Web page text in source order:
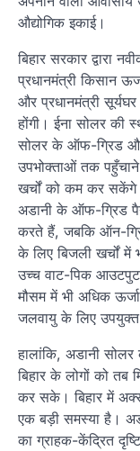
औद्योगिक इकाई।
बिहार सरकार द्वारा
प्रधानमंत्री किसान
और प्रधानमंत्री
होंगी। ईना सोलर की
सोलर के ऑफ-ग्रिड
उपभोक्ताओं तक
खर्चों को कम कर
अडानी के ऑफ-ग्रिड
करते हैं, जबकि ऑन-
के लिए बिजली खर्चों
उच्च वाट-पिक
मौसम में भी अधिक
जलवायु के लिए उपयुक्त
हालांकि, अडानी
बिहार के लोगों को
कर सके। बिहार में
एक बड़ी समस्या है।
का ग्राहक-केंद्रित